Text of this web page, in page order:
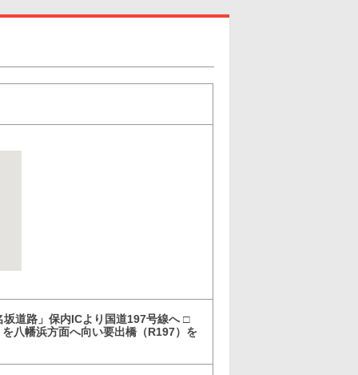
道路」保内ICより国道197号線へ □
八幡浜方面へ向い要出橋（R197）を